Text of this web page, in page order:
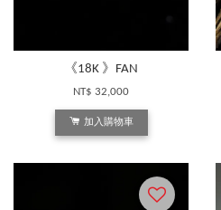
《18K 》FAN
NT$ 32,000
加入購物車